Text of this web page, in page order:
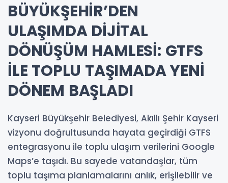
BÜYÜKŞEHİR’DEN
ULAŞIMDA DİJİTAL
DÖNÜŞÜM HAMLESİ: GTFS
İLE TOPLU TAŞIMADA YENİ
DÖNEM BAŞLADI
Kayseri Büyükşehir Belediyesi, Akıllı Şehir Kayseri
vizyonu doğrultusunda hayata geçirdiği GTFS
entegrasyonu ile toplu ulaşım verilerini Google
Maps’e taşıdı. Bu sayede vatandaşlar, tüm
toplu taşıma planlamalarını anlık, erişilebilir ve